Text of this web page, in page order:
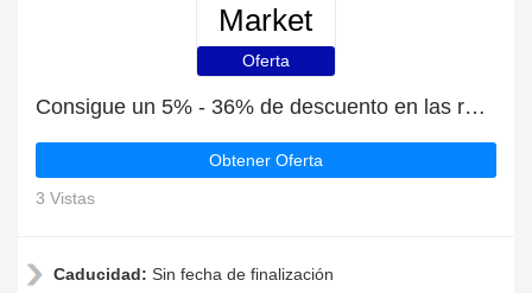
Market
Oferta
Consigue un 5% - 36% de descuento en las rebajas de verano en Back Market
Obtener Oferta
3 Vistas
Caducidad: Sin fecha de finalización